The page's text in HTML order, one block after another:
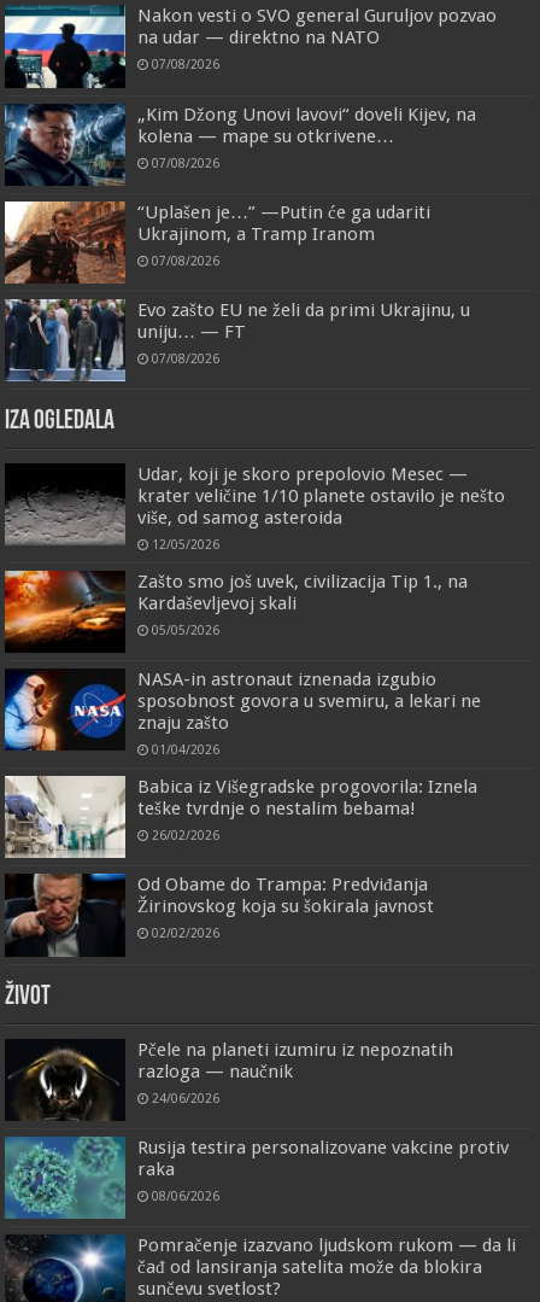
Nakon vesti o SVO general Guruljov pozvao
na udar — direktno na NATO
07/08/2026
„Kim Džong Unovi lavovi“ doveli Kijev, na
kolena — mape su otkrivene…
07/08/2026
“Uplašen je…” —Putin će ga udariti
Ukrajinom, a Tramp Iranom
07/08/2026
Evo zašto EU ne želi da primi Ukrajinu, u
uniju… — FT
07/08/2026
IZA OGLEDALA
Udar, koji je skoro prepolovio Mesec —
krater veličine 1/10 planete ostavilo je nešto
više, od samog asteroida
12/05/2026
Zašto smo još uvek, civilizacija Tip 1., na
Kardaševljevoj skali
05/05/2026
NASA-in astronaut iznenada izgubio
sposobnost govora u svemiru, a lekari ne
znaju zašto
01/04/2026
Babica iz Višegradske progovorila: Iznela
teške tvrdnje o nestalim bebama!
26/02/2026
Od Obame do Trampa: Predviđanja
Žirinovskog koja su šokirala javnost
02/02/2026
ŽIVOT
Pčele na planeti izumiru iz nepoznatih
razloga — naučnik
24/06/2026
Rusija testira personalizovane vakcine protiv
raka
08/06/2026
Pomračenje izazvano ljudskom rukom — da li
čađ od lansiranja satelita može da blokira
sunčevu svetlost?